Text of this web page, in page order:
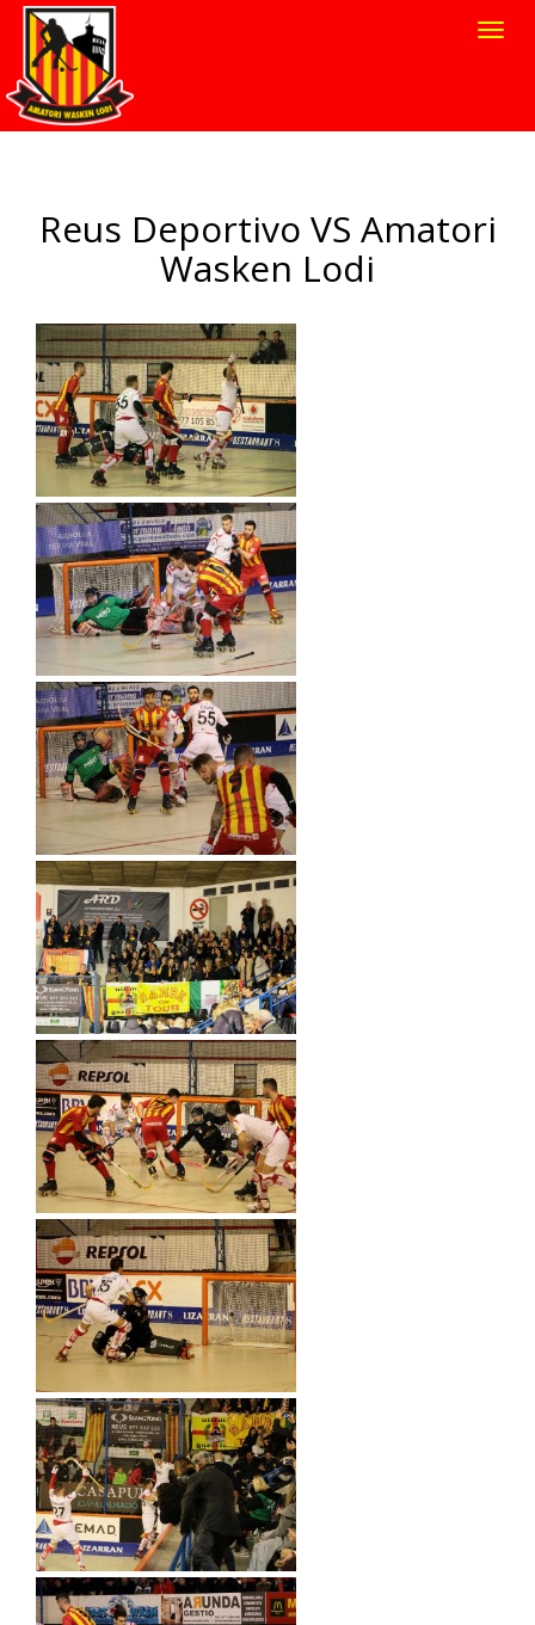
Reus Deportivo VS Amatori
Wasken Lodi